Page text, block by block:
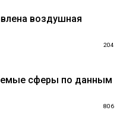
воздушная
204
сферы по данным
806